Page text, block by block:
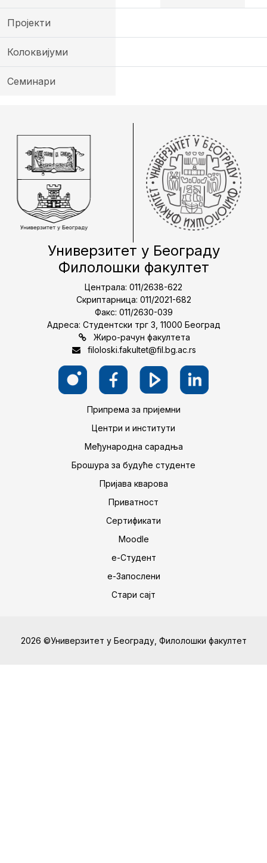
Пројекти
Колоквијуми
Семинари
Универзитет у Београду
Филолошки факултет
Централа: 011/2638-622
Скриптарница: 011/2021-682
Факс: 011/2630-039
Адреса: Студентски трг 3, 11000 Београд
Жиро-рачун факултета
filoloski.fakultet@fil.bg.ac.rs
Припрема за пријемни
Центри и институти
Међународна сарадња
Брошура за будуће студенте
Пријава кварова
Приватност
Сертификати
Moodle
е-Студент
е-Запослени
Стари сајт
2026 ©Универзитет у Београду, Филолошки факултет